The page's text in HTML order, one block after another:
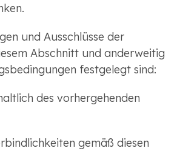
und Ausschlüsse der
Abschnitt und anderweitig
festgelegt sind:
des vorhergehenden
gemäß diesen